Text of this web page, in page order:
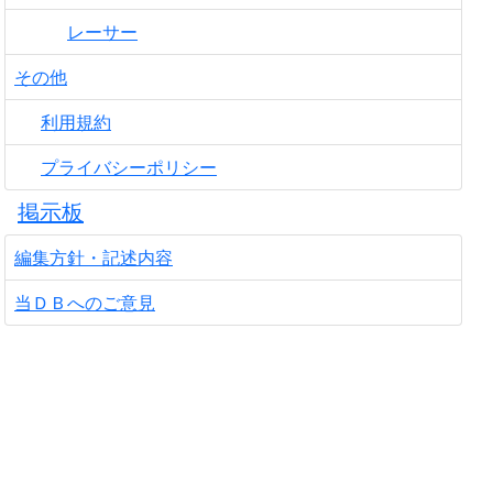
レーサー
その他
利用規約
プライバシーポリシー
掲示板
編集方針・記述内容
当ＤＢへのご意見